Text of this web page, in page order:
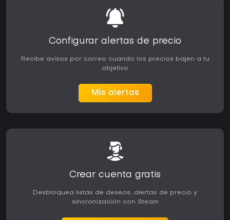
Configurar alertas de precio
Recibe avisos por correo cuando los precios bajen a tu
objetivo
Mis alertas
Crear cuenta gratis
Desbloquea listas de deseos, alertas de precio y
sincronización con Steam